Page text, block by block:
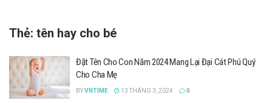
Thẻ: tên hay cho bé
Đặt Tên Cho Con Năm 2024 Mang Lại Đại Cát Phú Quý
Cho Cha Mẹ
BYVNTIME 13 THÁNG 3, 2024 0